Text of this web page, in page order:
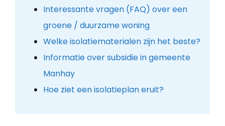
Interessante vragen (FAQ) over een
groene / duurzame woning
Welke isolatiematerialen zijn het beste?
Informatie over subsidie in gemeente
Manhay
Hoe ziet een isolatieplan eruit?